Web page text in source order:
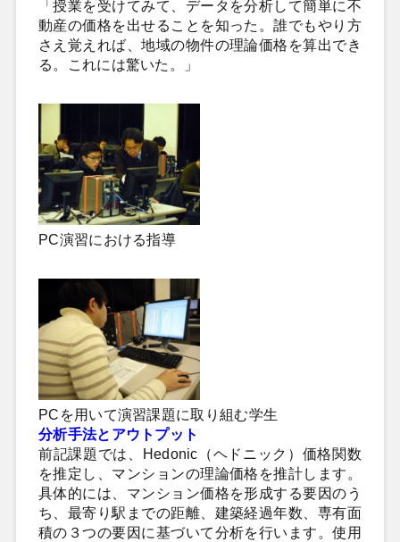
「授業を受けてみて、データを分析して簡単に不
動産の価格を出せることを知った。誰でもやり方
さえ覚えれば、地域の物件の理論価格を算出でき
る。これには驚いた。」
PC演習における指導
PCを用いて演習課題に取り組む学生
分析手法とアウトプット
前記課題では、Hedonic（ヘドニック）価格関数
を推定し、マンションの理論価格を推計します。
具体的には、マンション価格を形成する要因のう
ち、最寄り駅までの距離、建築経過年数、専有面
積の３つの要因に基づいて分析を行います。使用